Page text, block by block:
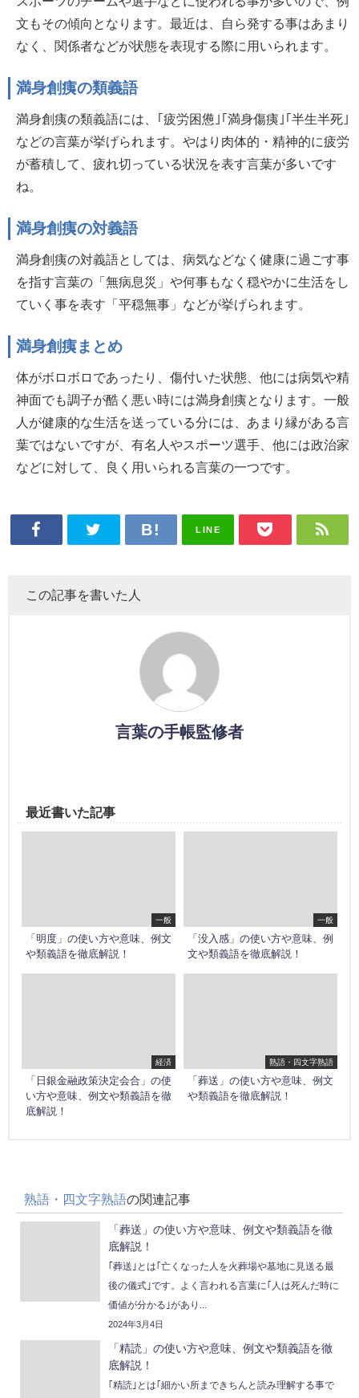
文もその傾向となります。最近は、自ら発する事はあまり
なく、関係者などが状態を表現する際に用いられます。
満身創痍の類義語
満身創痍の類義語には、｢疲労困憊｣｢満身傷痍｣｢半生半死｣
などの言葉が挙げられます。やはり肉体的・精神的に疲労
が蓄積して、疲れ切っている状況を表す言葉が多いです
ね。
満身創痍の対義語
満身創痍の対義語としては、病気などなく健康に過ごす事
を指す言葉の「無病息災」や何事もなく穏やかに生活をし
ていく事を表す「平穏無事」などが挙げられます。
満身創痍まとめ
体がボロボロであったり、傷付いた状態、他には病気や精
神面でも調子が酷く悪い時には満身創痍となります。一般
人が健康的な生活を送っている分には、あまり縁がある言
葉ではないですが、有名人やスポーツ選手、他には政治家
などに対して、良く用いられる言葉の一つです。
LINE
この記事を書いた人
言葉の手帳監修者
最近書いた記事
一般
「明度」の使い方や意味、例文
や類義語を徹底解説！
一般
「没入感」の使い方や意味、例
文や類義語を徹底解説！
経済
「日銀金融政策決定会合」の使
い方や意味、例文や類義語を徹
底解説！
熟語・四文字熟語
「葬送」の使い方や意味、例文
や類義語を徹底解説！
熟語・四文字熟語の関連記事
「葬送」の使い方や意味、例文や類義語を徹
底解説！
｢葬送｣とは｢亡くなった人を火葬場や墓地に見送る最
後の儀式｣です。よく言われる言葉に｢人は死んだ時に
価値が分かる｣があり...
2024年3月4日
「精読」の使い方や意味、例文や類義語を徹
底解説！
｢精読｣とは｢細かい所まできちんと読み理解する事で